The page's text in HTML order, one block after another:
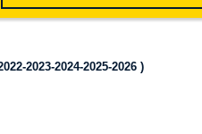
2023-2024-2025-2026 )